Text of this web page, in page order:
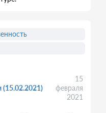
15
февраля
2021